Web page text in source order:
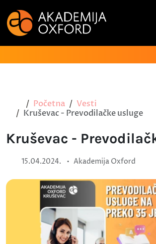
Početna
Vesti
Kruševac - Prevodilačke usluge
Kruševac -
15.04.2024. • Akademija Oxford